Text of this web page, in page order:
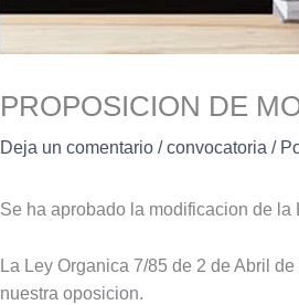
PROPOSICION DE
Deja un comentario / convocatoria/
Se ha aprobado la modificacion de
La Ley Organica 7/85 de 2 de Abril
nuestra oposicion.